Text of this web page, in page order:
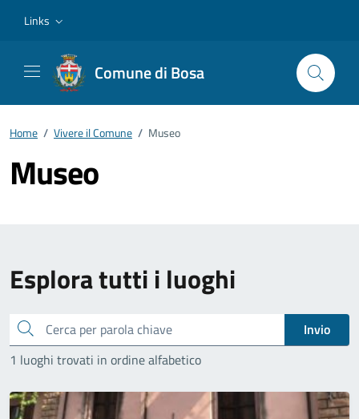
Links
Comune di Bosa
Home / Vivere il Comune / Museo
Museo
Esplora tutti i luoghi
Cerca
Invio
1 luoghi trovati in ordine alfabetico